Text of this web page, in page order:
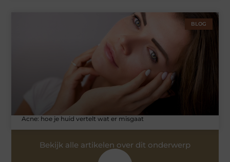
BLOG
Acne: hoe je huid vertelt wat er misgaat
Bekijk alle artikelen over dit onderwerp